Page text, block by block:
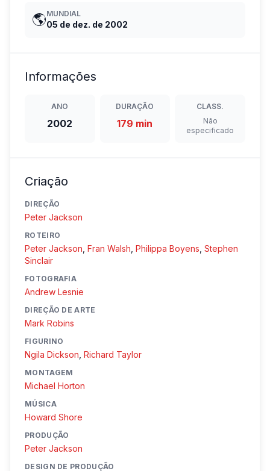
🌎MUNDIAL
05 de dez. de 2002
Informações
ANO
2002
DURAÇÃO
179 min
CLASS.
Não
especificado
Criação
DIREÇÃO
Peter Jackson
ROTEIRO
Peter Jackson Fran Walsh Philippa Boyens Stephen
Sinclair
FOTOGRAFIA
Andrew Lesnie
DIREÇÃO DE ARTE
Mark Robins
FIGURINO
Ngila Dickson Richard Taylor
MONTAGEM
Michael Horton
MÚSICA
Howard Shore
PRODUÇÃO
Peter Jackson
DESIGN DE PRODUÇÃO